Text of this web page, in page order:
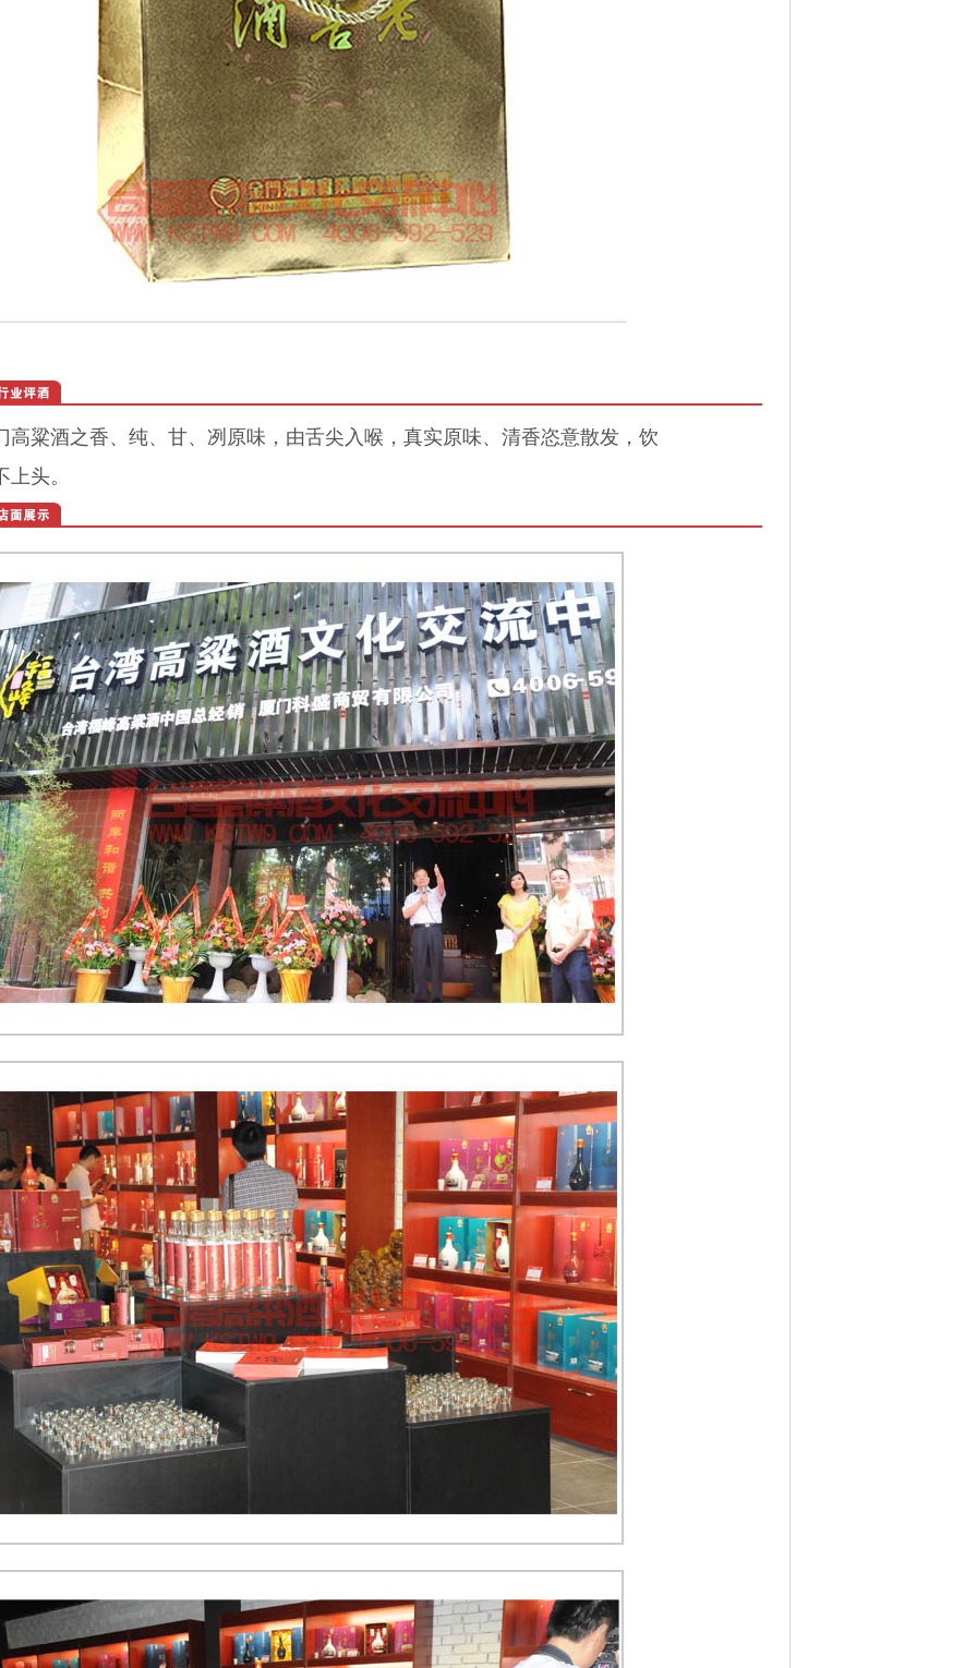
高粱酒之香、纯、甘、冽原味，由舌尖入喉，真实原味、清香恣意散发，饮
上头。